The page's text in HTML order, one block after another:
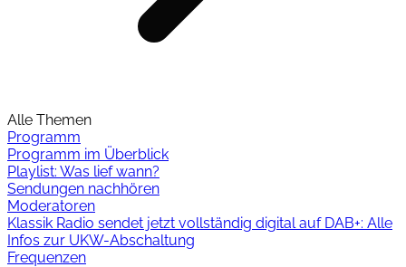
Alle Themen
Programm
Programm im Überblick
Playlist: Was lief wann?
Sendungen nachhören
Moderatoren
Klassik Radio sendet jetzt vollständig digital auf DAB+: Alle
Infos zur UKW-Abschaltung
Frequenzen